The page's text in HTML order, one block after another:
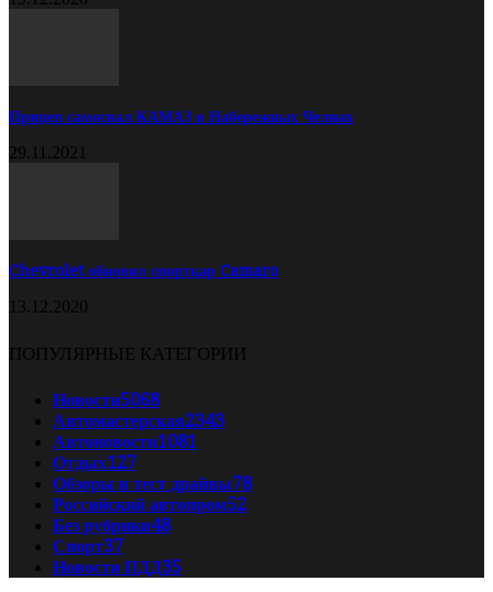
Прицеп самосвал КАМАЗ в Набережных Челнах
29.11.2021
Chevrolet обновил спорткар Camaro
13.12.2020
ПОПУЛЯРНЫЕ КАТЕГОРИИ
Новости5068
Автомастерская2343
Автоновости1081
Отдых127
Обзоры и тест драйвы78
Российский автопром52
Без рубрики48
Спорт37
Новости ПДД35